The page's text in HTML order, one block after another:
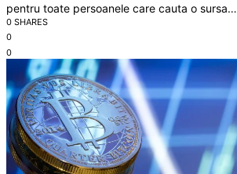
pentru toate persoanele care cauta o sursa…
0 SHARES
0
0